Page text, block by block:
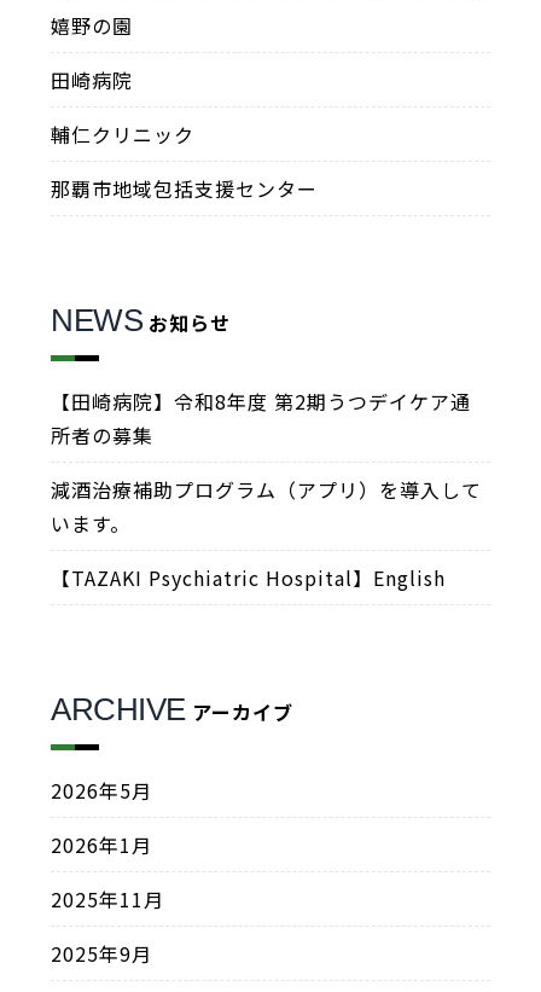
嬉野の園
田崎病院
輔仁クリニック
那覇市地域包括支援センター
NEWS お知らせ
【田崎病院】令和8年度 第2期うつデイケア通
所者の募集
減酒治療補助プログラム（アプリ）を導入して
います。
【TAZAKI Psychiatric Hospital】English
ARCHIVE アーカイブ
2026年5月
2026年1月
2025年11月
2025年9月